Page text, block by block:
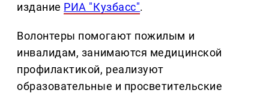
издание РИА "Кузбасс".
Волонтеры помогают пожилым и
инвалидам, занимаются медицинской
профилактикой, реализуют
образовательные и просветительские